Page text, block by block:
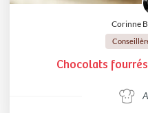
Corinne
Chocolats